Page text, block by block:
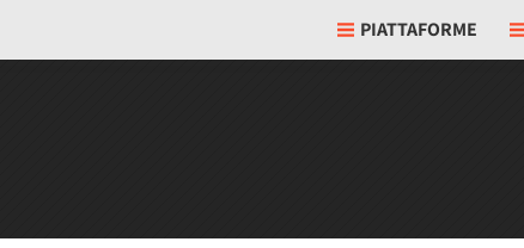
PIATTAFORME